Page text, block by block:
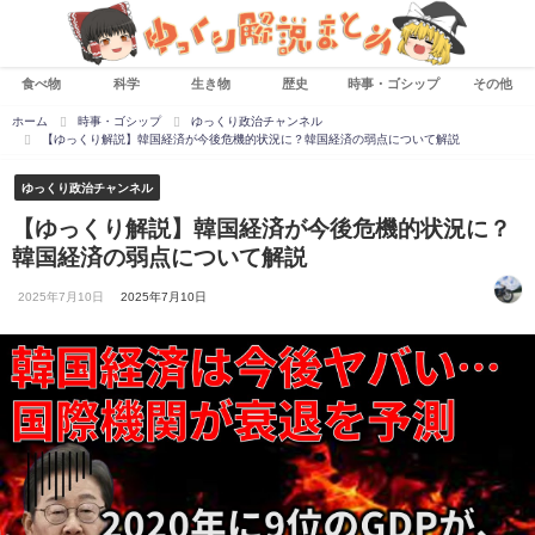
食べ物 科学 生き物 歴史 時事・ゴシップ その他
ホーム 時事・ゴシップ
ゆっくり政治チャンネル
【ゆっくり解説】韓国経済が今後危機的状況に？韓国経済の弱点について解説
ゆっくり政治チャンネル
【ゆっくり解説】韓国経済が今後危機的状況に？
韓国経済の弱点について解説
2025年7月10日 2025年7月10日